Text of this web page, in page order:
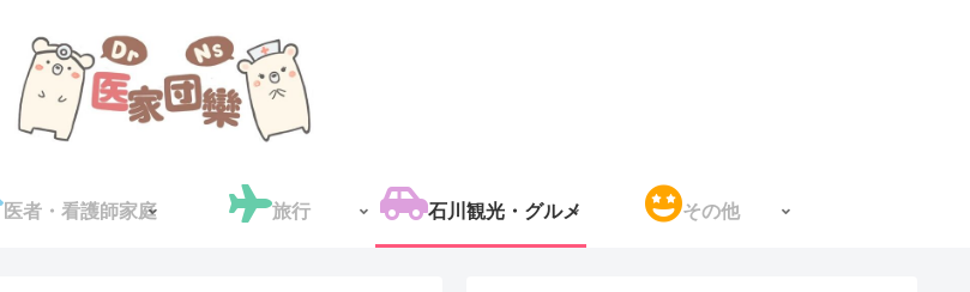
医者・看護師家庭 旅行 石川観光・グルメ その他